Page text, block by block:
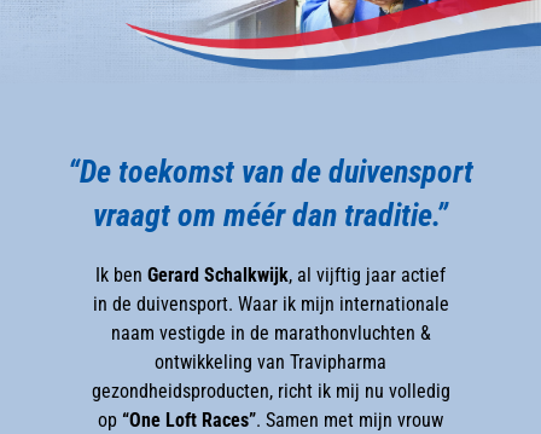
“De toekomst van de duivensport
vraagt om méér dan traditie.”
Ik ben Gerard Schalkwijk, al vijftig jaar actief
in de duivensport. Waar ik mijn internationale
naam vestigde in de marathonvluchten &
ontwikkeling van Travipharma
gezondheidsproducten, richt ik mij nu volledig
op “One Loft Races”. Samen met mijn vrouw